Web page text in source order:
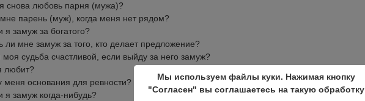
снова любовь парня (мужа)?
парень (муж), когда меня нет рядом?
замуж за богатого?
ли мне замуж за того, кто делает предложение?
моя судьба счастливой, если выйду за него замуж?
любит?
меня основания для ревности?
я замуж когда-нибудь?
Мы используем файлы куки. Нажимая кнопку
"Согласен" вы соглашаетесь на такую обработку